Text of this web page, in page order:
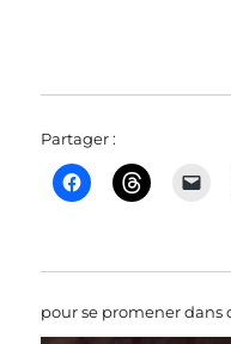
Partager :
pour se promener dans